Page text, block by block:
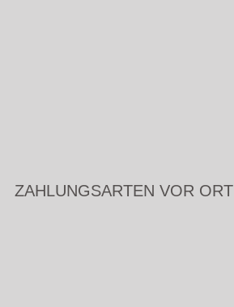
ZAHLUNGSARTEN VOR ORT